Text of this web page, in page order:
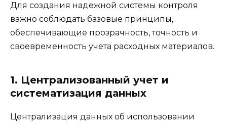
Для создания надежной системы контроля
важно соблюдать базовые принципы,
обеспечивающие прозрачность, точность и
своевременность учета расходных материалов.
1. Централизованный учет и
систематизация данных
Централизация данных об использовании